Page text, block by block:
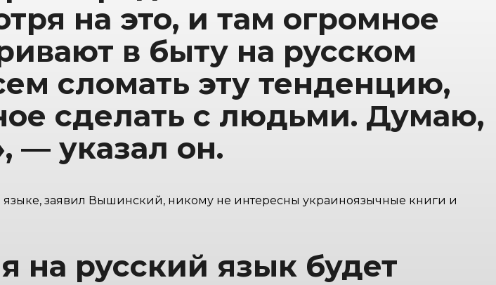
на это, и там огромное
в быту на русском
сломать эту тенденцию,
сделать с людьми. Думаю,
— указал он.
языке, заявил Вышинский, никому не интересны украиноязычные книги и
на русский язык будет